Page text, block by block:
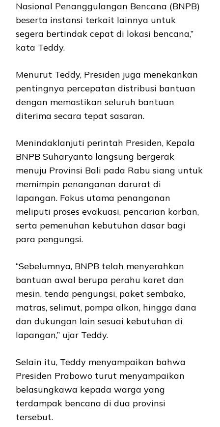
Nasional Penanggulangan Bencana (BNPB)
beserta instansi terkait lainnya untuk
segera bertindak cepat di lokasi bencana,”
kata Teddy.
Menurut Teddy, Presiden juga menekankan
pentingnya percepatan distribusi bantuan
dengan memastikan seluruh bantuan
diterima secara tepat sasaran.
Menindaklanjuti perintah Presiden, Kepala
BNPB Suharyanto langsung bergerak
menuju Provinsi Bali pada Rabu siang untuk
memimpin penanganan darurat di
lapangan. Fokus utama penanganan
meliputi proses evakuasi, pencarian korban,
serta pemenuhan kebutuhan dasar bagi
para pengungsi.
“Sebelumnya, BNPB telah menyerahkan
bantuan awal berupa perahu karet dan
mesin, tenda pengungsi, paket sembako,
matras, selimut, pompa alkon, hingga dana
dan dukungan lain sesuai kebutuhan di
lapangan,” ujar Teddy.
Selain itu, Teddy menyampaikan bahwa
Presiden Prabowo turut menyampaikan
belasungkawa kepada warga yang
terdampak bencana di dua provinsi
tersebut.